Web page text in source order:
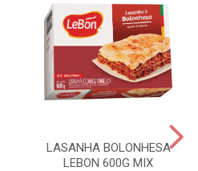
LASANHA BOLONHESA
LEBON 600G MIX